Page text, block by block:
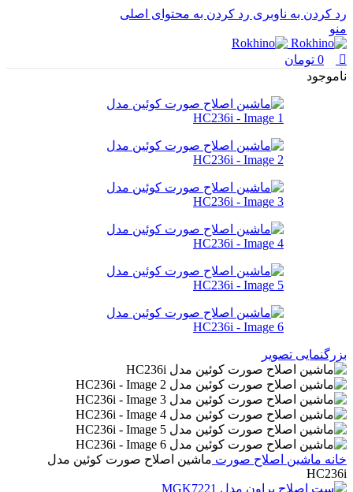
رد کردن به ناوبری رد کردن به محتوای اصلی
منو
0 تومان
ناموجود
بزرگنمایی تصویر
خانه ماشین اصلاح صورت ماشین اصلاح صورت کوئین مدل
HC236i